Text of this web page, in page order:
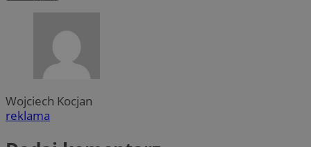
Wojciech Kocjan
reklama